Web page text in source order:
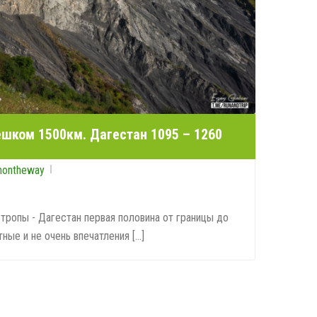
1500км. Дагестан 1095 – 1260
- Дагестан первая половина от границы до
и не очень впечатления [...]